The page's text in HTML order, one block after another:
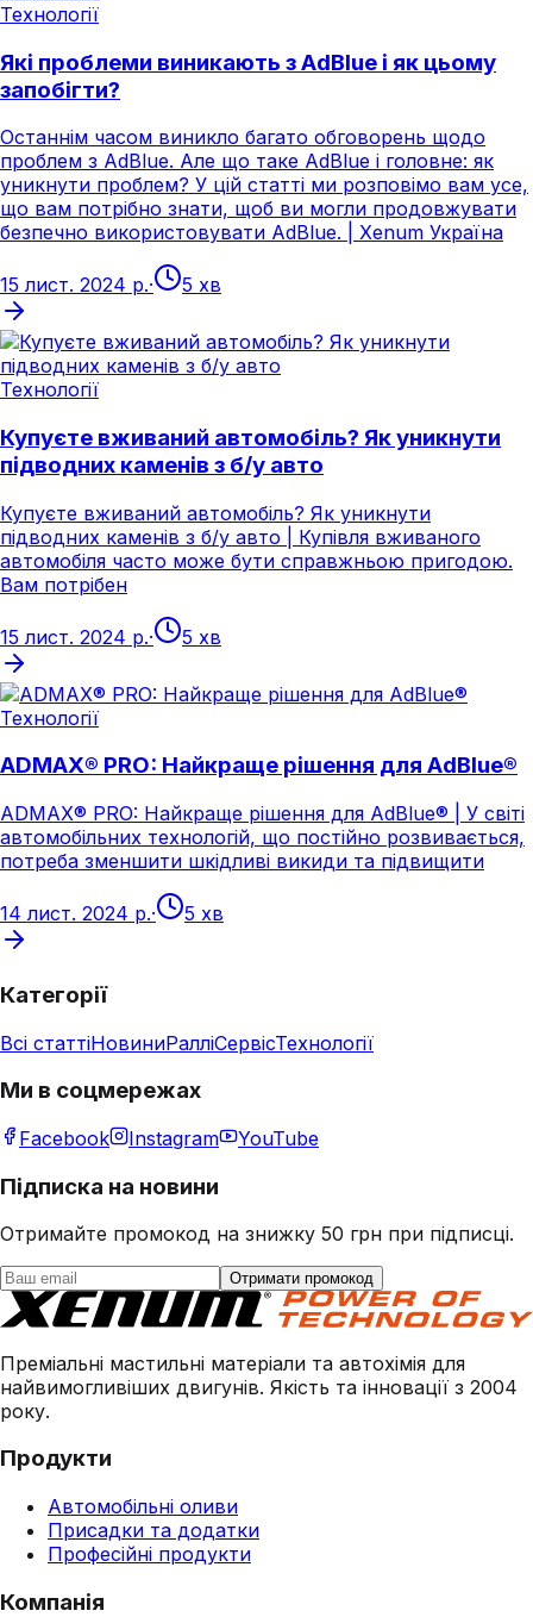
Технології
Які проблеми виникають з AdBlue і як цьому
запобігти?
Останнім часом виникло багато обговорень щодо
проблем з AdBlue. Але що таке AdBlue і головне: як
уникнути проблем? У цій статті ми розповімо вам усе,
що вам потрібно знати, щоб ви могли продовжувати
безпечно використовувати AdBlue. | Xenum Україна
15 лист. 2024 р.· 5 хв
Технології
Купуєте вживаний автомобіль? Як уникнути
підводних каменів з б/у авто
Купуєте вживаний автомобіль? Як уникнути
підводних каменів з б/у авто | Купівля вживаного
автомобіля часто може бути справжньою пригодою.
Вам потрібен
15 лист. 2024 р.· 5 хв
Технології
ADMAX® PRO: Найкраще рішення для AdBlue®
ADMAX® PRO: Найкраще рішення для AdBlue® | У світі
автомобільних технологій, що постійно розвивається,
потреба зменшити шкідливі викиди та підвищити
14 лист. 2024 р.· 5 хв
Категорії
Всі статтіНовиниРалліСервісТехнології
Ми в соцмережах
Facebook Instagram YouTube
Підписка на новини
Отримайте промокод на знижку 50 грн при підписці.
Отримати промокод
Преміальні мастильні матеріали та автохімія для
найвимогливіших двигунів. Якість та інновації з 2004
року.
Продукти
Автомобільні оливи
Присадки та додатки
Професійні продукти
Компанія